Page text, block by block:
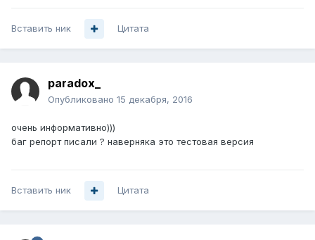
Вставить ник Цитата
paradox_
Опубликовано 15 декабря, 2016
очень информативно)))
баг репорт писали ? наверняка это тестовая версия
Вставить ник Цитата